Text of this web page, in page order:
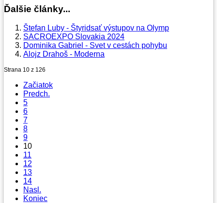
Ďalšie články...
Štefan Luby - Štyridsať výstupov na Olymp
SACROEXPO Slovakia 2024
Dominika Gabriel - Svet v cestách pohybu
Alojz Drahoš - Moderna
Strana 10 z 126
Začiatok
Predch.
5
6
7
8
9
10
11
12
13
14
Nasl.
Koniec